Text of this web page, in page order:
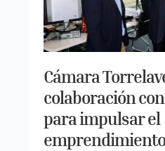
Cámara
colaboración con
para impulsar el